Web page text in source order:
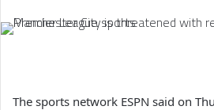
The sports network ESPN said on